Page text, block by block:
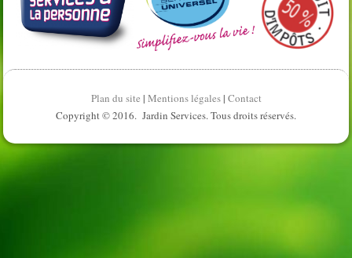
Plan du site | Mentions légales| Contact
Copyright © 2016. Jardin Services. Tous droits réservés.